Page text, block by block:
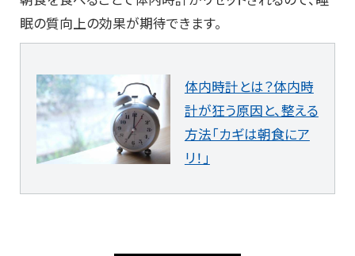
眠の質向上の効果が期待できます。
体内時計とは？体内時
計が狂う原因と、整える
方法「カギは朝食にア
リ！」